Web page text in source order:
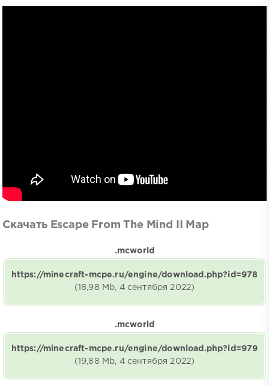
Скачать Escape From The Mind II Map
.mcworld
https://minecraft-mcpe.ru/engine/download.php?id=978
(18,98 Mb, 4 сентября 2022)
.mcworld
https://minecraft-mcpe.ru/engine/download.php?id=979
(19,88 Mb, 4 сентября 2022)